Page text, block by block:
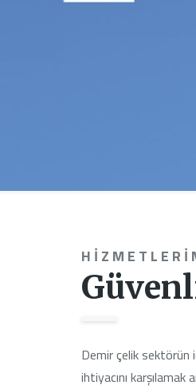
Demir çelik sektörün
ihtiyacını